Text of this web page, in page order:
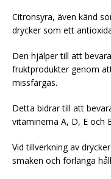
Citronsyra, även känd
drycker som ett
Den hjälper till att
fruktprodukter genom
missfärgas.
Detta bidrar till att
vitaminerna A, D, E och
Vid tillverkning av
smaken och förlänga